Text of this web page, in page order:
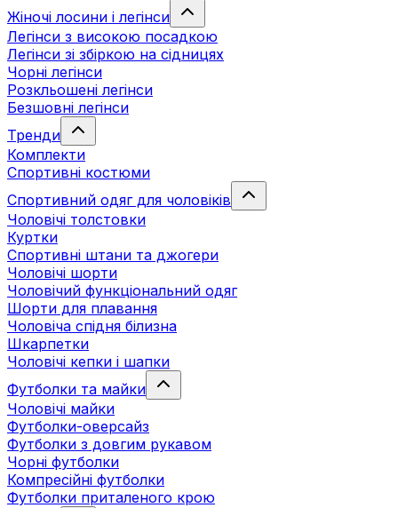
Жіночі лосини і легінси
Легінси з високою посадкою
Легінси зі збіркою на сідницях
Чорні легінси
Розкльошені легінси
Безшовні легінси
Тренди
Комплекти
Спортивні костюми
Спортивний одяг для чоловіків
Чоловічі толстовки
Куртки
Спортивні штани та джогери
Чоловічі шорти
Чоловічий функціональний одяг
Шорти для плавання
Чоловіча спідня білизна
Шкарпетки
Чоловічі кепки і шапки
Футболки та майки
Чоловічі майки
Футболки-оверсайз
Футболки з довгим рукавом
Чорні футболки
Компресійні футболки
Футболки приталеного крою